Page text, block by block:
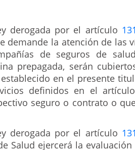
derogada por el artículo
demande la atención de las
de seguros de
prepagada, serán
en el presente
definidos en el
seguro o contrato o
derogada por el artículo
Salud ejercerá la